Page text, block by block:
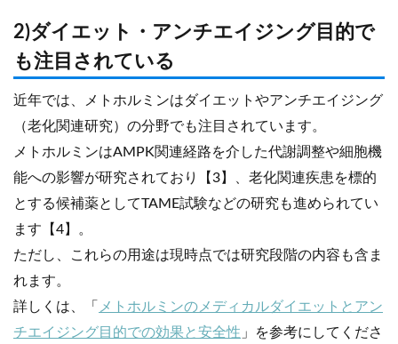
2)ダイエット・アンチエイジング目的で
も注目されている
近年では、メトホルミンはダイエットやアンチエイジング
（老化関連研究）の分野でも注目されています。
メトホルミンはAMPK関連経路を介した代謝調整や細胞機
能への影響が研究されており【3】、老化関連疾患を標的
とする候補薬としてTAME試験などの研究も進められてい
ます【4】。
ただし、これらの用途は現時点では研究段階の内容も含ま
れます。
詳しくは、「
メトホルミンのメディカルダイエットとアン
チエイジング目的での効果と安全性 」を参考にしてくださ